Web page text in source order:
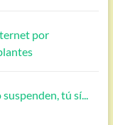
por
tú sí...